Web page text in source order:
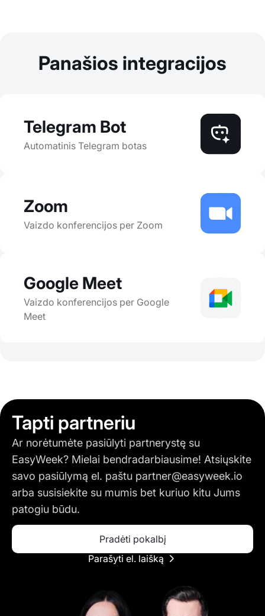
Panašios integracijos
Telegram Bot
Automatinis Telegram botas
Zoom
Vaizdo konferencijos per Zoom
Google Meet
Vaizdo konferencijos per Google
Meet
Tapti partneriu
Ar norėtumėte pasiūlyti partnerystę su
EasyWeek? Mielai bendradarbiausime! Atsiųskite
savo pasiūlymą el. paštu partner@easyweek.io
arba susisiekite su mumis bet kuriuo kitu Jums
patogiu būdu.
Pradėti pokalbį
Parašyti el. laišką